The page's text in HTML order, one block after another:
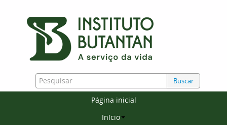
Buscar
Página inicial
Início